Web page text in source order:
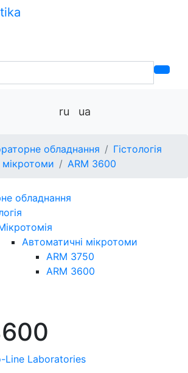
ru ua
обладнання
Гістологія
ARM 3600
обладнання
Автоматичні мікротоми
ARM 3750
ARM 3600
Line Laboratories